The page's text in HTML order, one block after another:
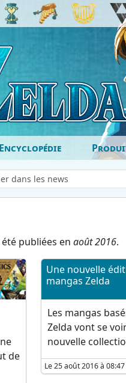
Encyclopédie
publiées enaoût 2016.
de
Une nouvelle
mangas Zelda
Les mangas
Zelda vont se
nouvelle
Le 25 août 2016 à